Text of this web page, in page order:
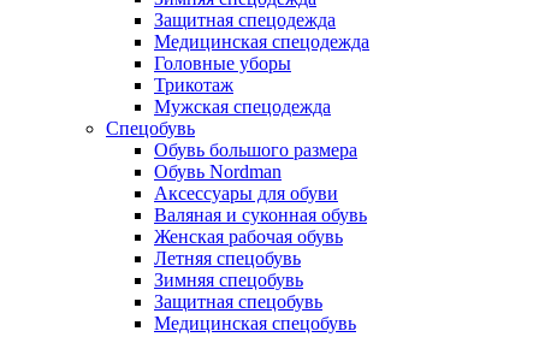
Защитная спецодежда
Медицинская спецодежда
Головные уборы
Трикотаж
Мужская спецодежда
Спецобувь
Обувь большого размера
Обувь Nordman
Аксессуары для обуви
Валяная и суконная обувь
Женская рабочая обувь
Летняя спецобувь
Зимняя спецобувь
Защитная спецобувь
Медицинская спецобувь